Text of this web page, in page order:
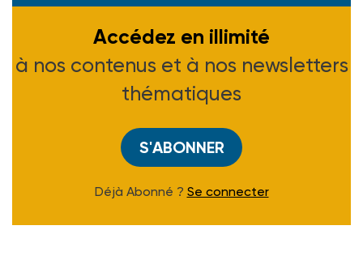
Accédez en illimité
à nos contenus et à nos newsletters
thématiques
S'ABONNER
Déjà Abonné ? Se connecter